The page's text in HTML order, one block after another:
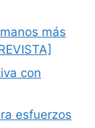
más
con
esfuerzos